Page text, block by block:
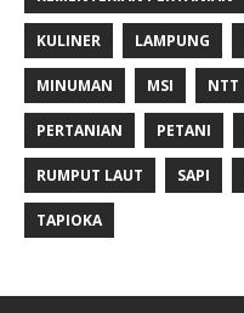
KULINER LAMPUNG
MINUMAN MSI NTT
PERTANIAN PETANI
RUMPUT LAUT SAPI
TAPIOKA